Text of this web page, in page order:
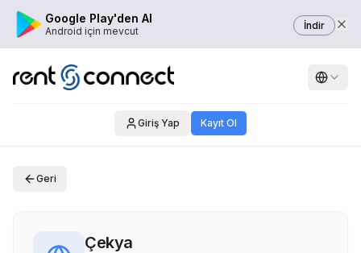
Google Play'den Al
Android için mevcut İndir
Giriş Yap Kayıt Ol
Geri
Çekya